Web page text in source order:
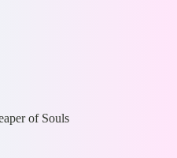
of Souls